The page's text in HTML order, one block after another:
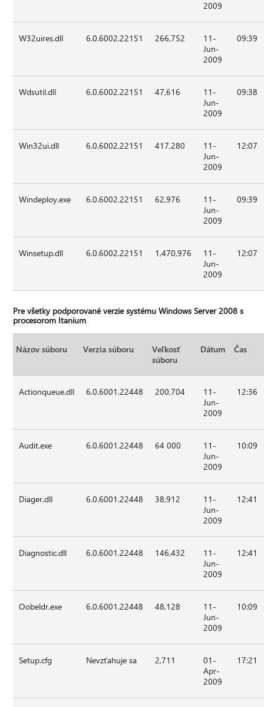
2009
W32uires.dll 6.0.6002.22151 266,752
11-
Jun-
2009
09:39
Wdsutil.dll 6.0.6002.22151 47,616
11-
Jun-
2009
09:38
Win32ui.dll 6.0.6002.22151 417,280
11-
Jun-
2009
12:07
Windeploy.exe 6.0.6002.22151 62,976
11-
Jun-
2009
09:39
Winsetup.dll 6.0.6002.22151 1,470,976
11-
Jun-
2009
12:07
Pre všetky podporované verzie systému Windows Server 2008 s
procesorom Itanium
Názov súboru Verzia súboru
Veľkosť
súboru
Dátum Čas
Actionqueue.dll 6.0.6001.22448 200,704
11-
Jun-
2009
12:36
Audit.exe 6.0.6001.22448 64 000
11-
Jun-
2009
10:09
Diager.dll 6.0.6001.22448 38,912
11-
Jun-
2009
12:41
Diagnostic.dll 6.0.6001.22448 146,432
11-
Jun-
2009
12:41
Oobeldr.exe 6.0.6001.22448 48,128
11-
Jun-
2009
10:09
Setup.cfg Nevzťahuje sa 2,711
01-
Apr-
2009
17:21